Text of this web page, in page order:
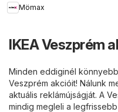
Mömax
IKEA Veszprém
Minden eddiginél
Veszprém akcióit! Nálunk
aktuális reklámújságját. A
mindig megleli a